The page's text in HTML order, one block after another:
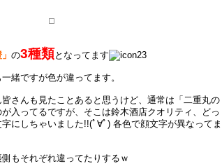
の3種類となってます
緒ですが色が違ってます。
さんも見たことあると思うけど、通常は「二重丸の
入ってるですが、そこは鈴木酒店クオリティ、どっ
にしちゃいました!!(ﾟ∀ﾟ) 各色で顔文字が異なってま
もそれぞれ違ってたりするｗ